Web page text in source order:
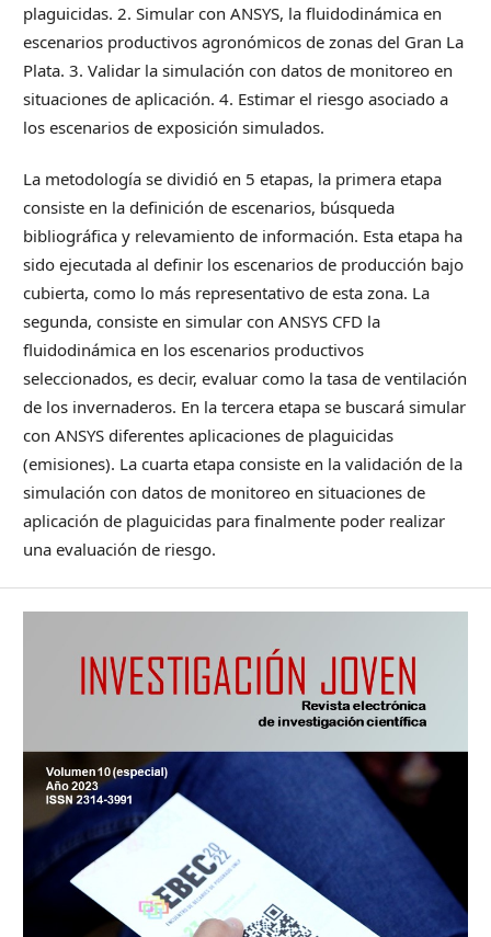
plaguicidas. 2. Simular con ANSYS, la fluidodinámica en
escenarios productivos agronómicos de zonas del Gran La
Plata. 3. Validar la simulación con datos de monitoreo en
situaciones de aplicación. 4. Estimar el riesgo asociado a
los escenarios de exposición simulados.
La metodología se dividió en 5 etapas, la primera etapa
consiste en la definición de escenarios, búsqueda
bibliográfica y relevamiento de información. Esta etapa ha
sido ejecutada al definir los escenarios de producción bajo
cubierta, como lo más representativo de esta zona. La
segunda, consiste en simular con ANSYS CFD la
fluidodinámica en los escenarios productivos
seleccionados, es decir, evaluar como la tasa de ventilación
de los invernaderos. En la tercera etapa se buscará simular
con ANSYS diferentes aplicaciones de plaguicidas
(emisiones). La cuarta etapa consiste en la validación de la
simulación con datos de monitoreo en situaciones de
aplicación de plaguicidas para finalmente poder realizar
una evaluación de riesgo.